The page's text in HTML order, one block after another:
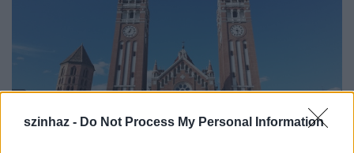
szinhaz - Do Not Process My Personal Information